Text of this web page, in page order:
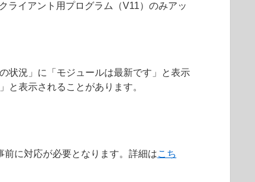
ライアント用プログラム（V11）のみアッ
状況」に「モジュールは最新です」と表示
と表示されることがあります。
に対応が必要となります。詳細はこち